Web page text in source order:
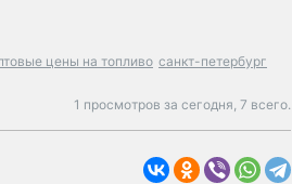
цены на топливо санкт-петербург
1 просмотров за сегодня,7 всего.